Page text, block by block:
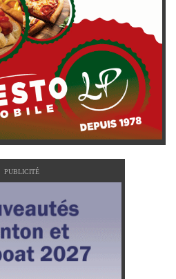
PUBLICITÉ